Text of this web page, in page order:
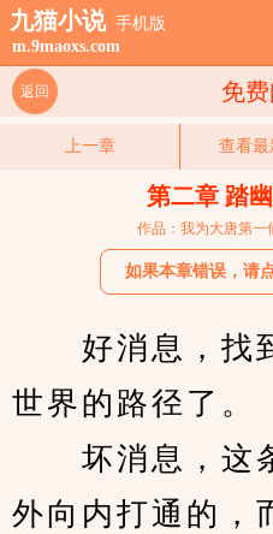
九猫小说 手机版
m.9maoxs.com
免
返回
上一章 查看
第二章 踏
作品：我为大唐第一
如果本章错误，请
好消息，找
世界的路径了。
坏消息，这
外向内打通的，